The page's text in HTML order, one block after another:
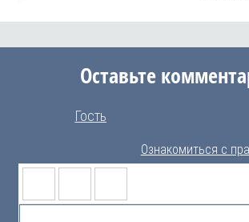
Оставьте
Гость
Ознакомиться с